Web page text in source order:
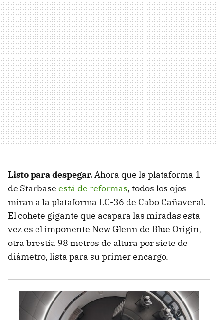
Listo para despegar.Ahora que la plataforma 1
de Starbase está de reformas, todos los ojos
miran a la plataforma LC-36 de Cabo Cañaveral.
El cohete gigante que acapara las miradas esta
vez es el imponente New Glenn de Blue Origin,
otra brestia 98 metros de altura por siete de
diámetro, lista para su primer encargo.